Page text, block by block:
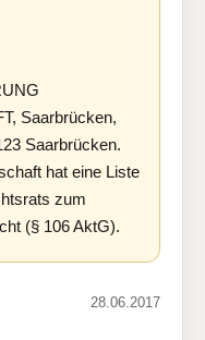
Saarbrücken,
Saarbrücken.
hat eine Liste
zum
(§ 106 AktG).
28.06.2017